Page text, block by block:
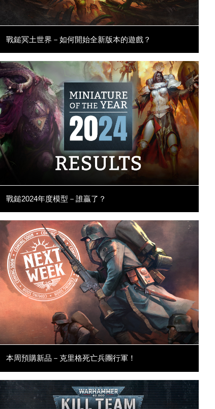
戰鎚冥土世界－如何開始全新版本的遊戲？
戰鎚2024年度模型－誰贏了？
本周預購新品－克里格死亡兵團行軍！